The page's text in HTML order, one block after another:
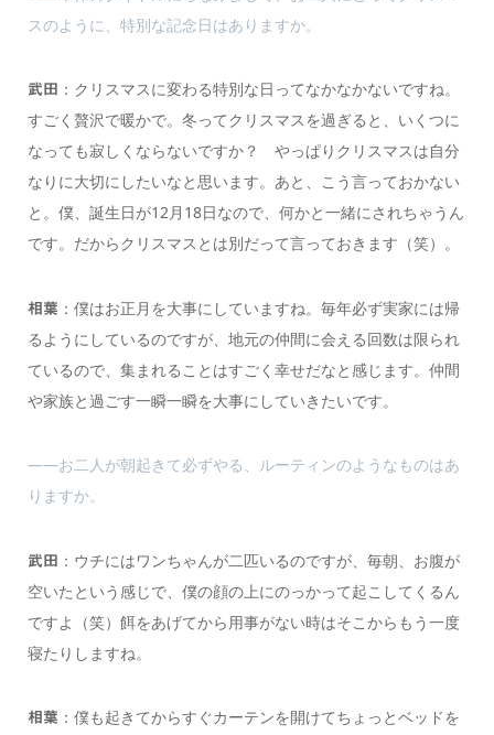
スのように、特別な記念日はありますか。
武田
：クリスマスに変わる特別な日ってなかなかないですね。
すごく贅沢で暖かで。冬ってクリスマスを過ぎると、いくつに
なっても寂しくならないですか？ やっぱりクリスマスは自分
なりに大切にしたいなと思います。あと、こう言っておかない
と。僕、誕生日が12月18日なので、何かと一緒にされちゃうん
です。だからクリスマスとは別だって言っておきます（笑）。
相葉 ：僕はお正月を大事にしていますね。毎年必ず実家には帰
るようにしているのですが、地元の仲間に会える回数は限られ
ているので、集まれることはすごく幸せだなと感じます。仲間
や家族と過ごす一瞬一瞬を大事にしていきたいです。
――お二人が朝起きて必ずやる、ルーティンのようなものはあ
りますか。
武田 ：ウチにはワンちゃんが二匹いるのですが、毎朝、お腹が
空いたという感じで、僕の顔の上にのっかって起こしてくるん
ですよ（笑）餌をあげてから用事がない時はそこからもう一度
寝たりしますね。
相葉 ：僕も起きてからすぐカーテンを開けてちょっとベッドを